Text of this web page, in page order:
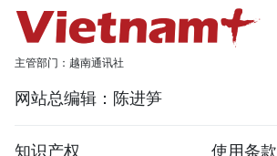
主管部门：越南通讯社
网站总编辑：陈进笋
知识产权 使用条款